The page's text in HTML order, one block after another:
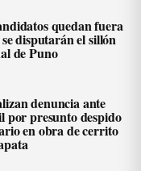
quedan fuera
disputarán el sillón
de Puno
denuncia ante
por presunto despido
en obra de cerrito